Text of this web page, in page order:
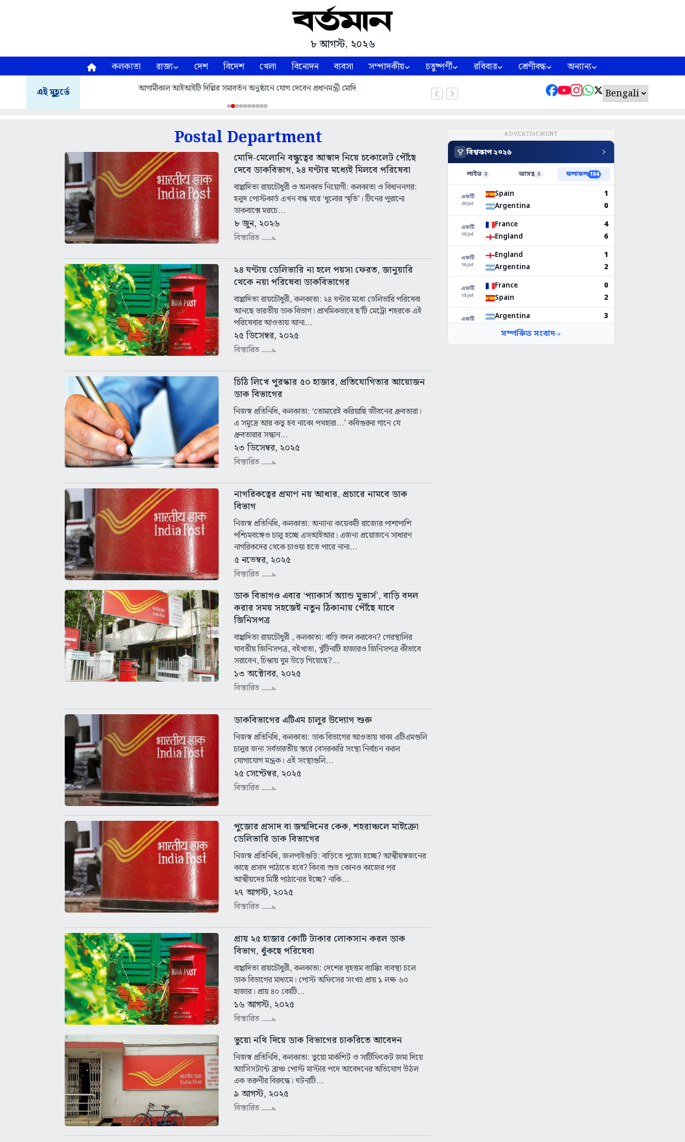
৮ আগস্ট, ২০২৬
কলকাতা রাজ্য দেশ বিদেশ খেলা বিনোদন ব্যবসা সম্পাদকীয় চতুষ্পর্ণী রবিবার শ্রেণীবদ্ধ অন্যান্য
এই মুহূর্তে আগামীকাল আইআইটি দিল্লির সমাবর্তন অনুষ্ঠানে যোগ দেবেন প্রধানমন্ত্রী মোদি
Postal Department
মোদি-মেলোনি বন্ধুত্বের আস্বাদ নিয়ে চকোলেট পৌঁছে
দেবে ডাকবিভাগ, ২৪ ঘণ্টার মধ্যেই মিলবে পরিষেবা
বাপ্পাদিত্য রায়চৌধুরী ও অলকাভ নিয়োগী: কলকাতা ও বিধাননগর:
হলুদ পোস্টকার্ড এখন বন্ধ ঘরে ‘ধুলোর স্মৃতি’। টিনের পুরানো
ডাকবাক্সে মরচে...
৮ জুন, ২০২৬
বিস্তারিত
২৪ ঘণ্টায় ডেলিভারি না হলে পয়সা ফেরত, জানুয়ারি
থেকে নয়া পরিষেবা ডাকবিভাগের
বাপ্পাদিত্য রায়চৌধুরী, কলকাতা: ২৪ ঘণ্টার মধ্যে ডেলিভারি পরিষেবা
আনছে ভারতীয় ডাক বিভাগ। প্রাথমিকভাবে ছ’টি মেট্রো শহরকে এই
পরিষেবার আওতায় আনা...
২৫ ডিসেম্বর, ২০২৫
বিস্তারিত
চিঠি লিখে পুরস্কার ৫০ হাজার, প্রতিযোগিতার আয়োজন
ডাক বিভাগের
নিজস্ব প্রতিনিধি, কলকাতা: ‘তোমারেই করিয়াছি জীবনের ধ্রুবতারা।
এ সমুদ্রে আর কভু হব নাকো পথহারা...’ কবিগুরুর গানে যে
ধ্রুবতারার সন্ধান...
২৩ ডিসেম্বর, ২০২৫
বিস্তারিত
নাগরিকত্বের প্রমাণ নয় আধার, প্রচারে নামবে ডাক
বিভাগ
নিজস্ব প্রতিনিধি, কলকাতা: অন্যান্য কয়েকটি রাজ্যের পাশাপাশি
পশ্চিমবঙ্গেও চালু হচ্ছে এসআইআর। এজন্য প্রয়োজনে সাধারণ
নাগরিকদের থেকে চাওয়া হতে পারে নানা...
৫ নভেম্বর, ২০২৫
বিস্তারিত
ডাক বিভাগও এবার ‘প্যাকার্স অ্যান্ড মুভার্স’, বাড়ি বদল
করার সময় সহজেই নতুন ঠিকানায় পৌঁছে যাবে
জিনিসপত্র
বাপ্পাদিত্য রায়চৌধুরী , কলকাতা: বাড়ি বদল করবেন? গেরস্থালির
যাবতীয় জিনিসপত্র, বইখাতা, খুঁটিনাটি হাজারও জিনিসপত্র কীভাবে
সরাবেন, চিন্তায় ঘুম উড়ে গিয়েছে?...
১৩ অক্টোবর, ২০২৫
বিস্তারিত
ডাকবিভাগের এটিএম চালুর উদ্যোগ শুরু
নিজস্ব প্রতিনিধি, কলকাতা: ডাক বিভাগের আওতায় থাকা এটিএমগুলি
চালুর জন্য সর্বভারতীয় স্তরে বেসরকারি সংস্থা নির্বাচন করল
যোগাযোগ মন্ত্রক। এই সংস্থাগুলি...
২৫ সেপ্টেম্বর, ২০২৫
বিস্তারিত
পুজোর প্রসাদ বা জন্মদিনের কেক, শহরাঞ্চলে মাইক্রো
ডেলিভারি ডাক বিভাগের
নিজস্ব প্রতিনিধি, জলপাইগুড়ি: বাড়িতে পুজো হচ্ছে? আত্মীয়স্বজনের
কাছে প্রসাদ পাঠাতে হবে? কিংবা শুভ কোনও কাজের পর
আত্মীয়দের মিষ্টি পাঠানোর ইচ্ছে? নাকি...
২৭ আগস্ট, ২০২৫
বিস্তারিত
প্রায় ২৫ হাজার কোটি টাকার লোকসান করল ডাক
বিভাগ, ধুঁকছে পরিষেবা
বাপ্পাদিত্য রায়চৌধুরী, কলকাতা: দেশের বৃহত্তম ব্যাঙ্কিং ব্যবস্থা চলে
ডাক বিভাগের মাধ্যমে। পোস্ট অফিসের সংখ্যা প্রায় ১ লক্ষ ৬০
হাজার। প্রায় ৪০ কোটি...
১৬ আগস্ট, ২০২৫
বিস্তারিত
ভুয়ো নথি দিয়ে ডাক বিভাগের চাকরিতে আবেদন
নিজস্ব প্রতিনিধি, কলকাতা: ভুয়ো মার্কশিট ও সার্টিফিকেট জমা দিয়ে
অ্যাসিসট্যান্ট ব্রাঞ্চ পোস্ট মাস্টার পদে আবেদনের অভিযোগ উঠল
এক তরুণীর বিরুদ্ধে। ঘটনাটি...
৯ আগস্ট, ২০২৫
বিস্তারিত
ADVERTISEMENT